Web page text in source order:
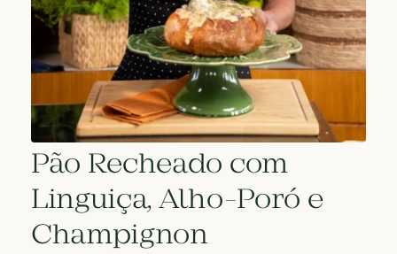
Pão Recheado com
Linguiça, Alho-Poró e
Champignon